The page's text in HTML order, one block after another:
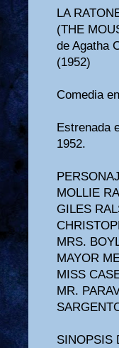
LA
(THE
de Agatha
(1952)
Comedia
Estrenada
1952.
MOLLIE
GILES
MRS.
MAYOR
MISS
MR.
SINOPSIS